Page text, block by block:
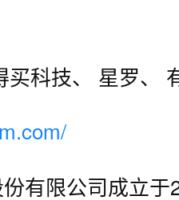
买科技、 星罗、
有限公司成立于